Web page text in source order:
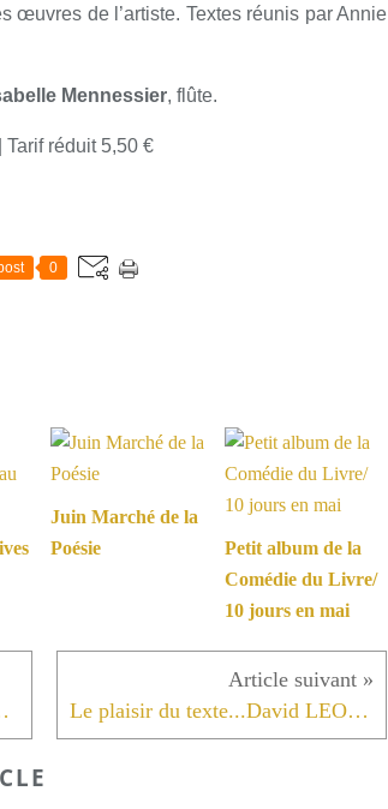
œuvres de l’artiste. Textes réunis par Annie
Mennessier, flûte.
Tarif réduit 5,50 €
0
Juin Marché de la
Poésie
Petit album de la
Comédie du Livre/
10 jours en mai
Le plaisir du texte...David LEON lit Mathieu RIBOULET